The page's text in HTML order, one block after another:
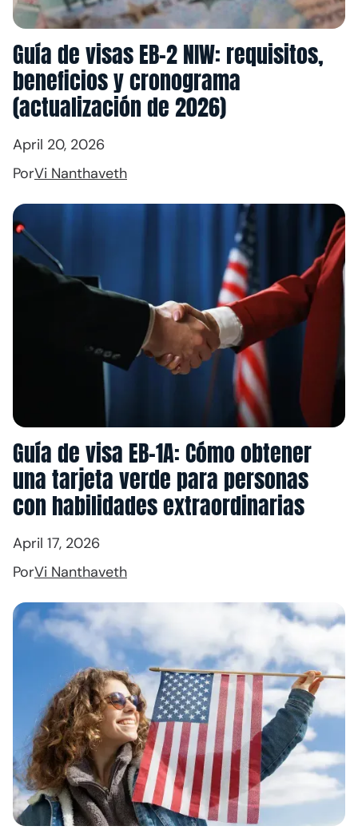
Guía de visas EB-2 NIW: requisitos,
beneficios y cronograma
(actualización de 2026)
April 20, 2026
PorVi Nanthaveth
Guía de visa EB-1A: Cómo obtener
una tarjeta verde para personas
con habilidades extraordinarias
April 17, 2026
PorVi Nanthaveth